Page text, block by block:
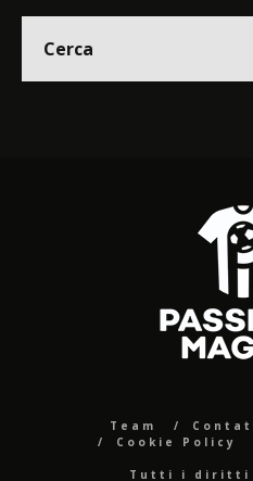
Team
Cookie Policy
Tutti i diritti